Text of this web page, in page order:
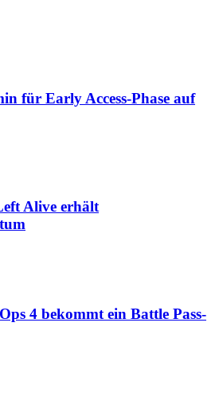
für Early Access-Phase auf
Alive erhält
4 bekommt ein Battle Pass-